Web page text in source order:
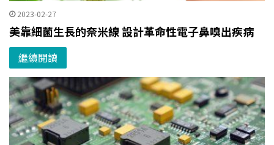
2023-02-27
美靠細菌生長的奈米線 設計革命性電子鼻嗅出疾病
繼續閱讀